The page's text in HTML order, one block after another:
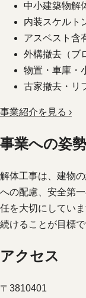
中小建築物解
内装スケルト
アスベスト含
外構撤去（ブ
物置・車庫・
古家撤去・リ
事業紹介を見る ›
事業への姿勢
解体工事は、建物
への配慮、安全第
任を大切にしてい
続けることが目標で
アクセス
〒3810401